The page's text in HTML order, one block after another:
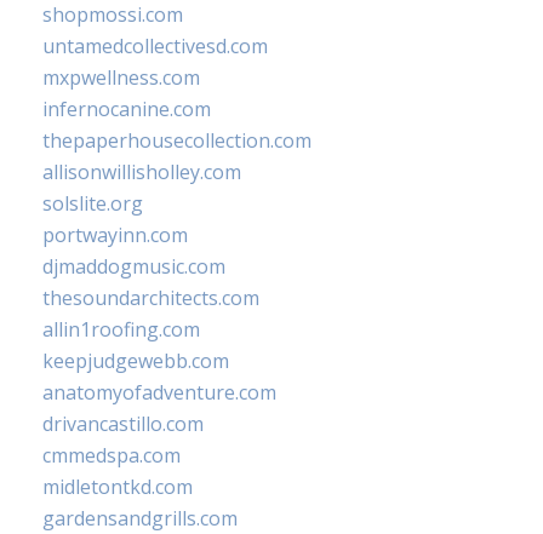
shopmossi.com
untamedcollectivesd.com
mxpwellness.com
infernocanine.com
thepaperhousecollection.com
allisonwillisholley.com
solslite.org
portwayinn.com
djmaddogmusic.com
thesoundarchitects.com
allin1roofing.com
keepjudgewebb.com
anatomyofadventure.com
drivancastillo.com
cmmedspa.com
midletontkd.com
gardensandgrills.com